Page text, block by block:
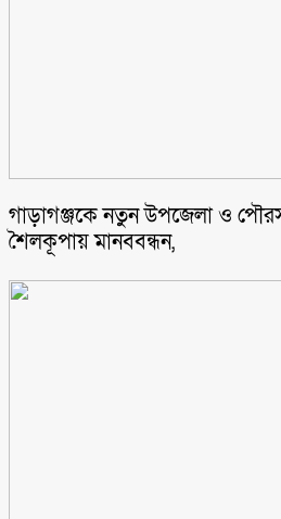
গাড়াগঞ্জকে নতুন উপজেলা ও
শৈলকূপায় মানববন্ধন,